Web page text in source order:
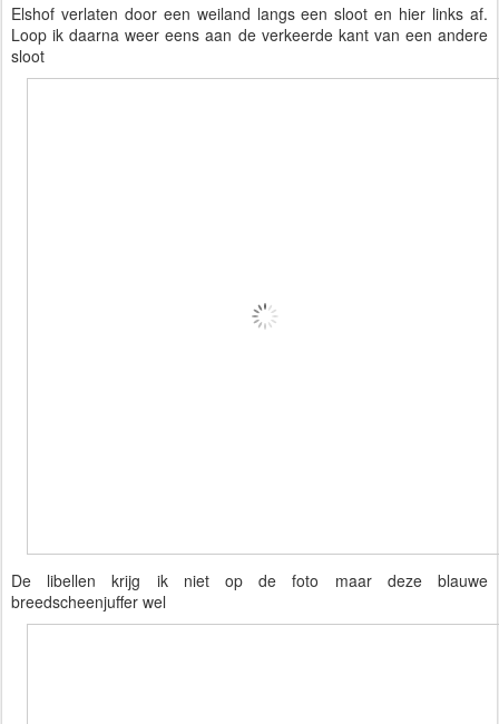
Elshof verlaten door een weiland langs een sloot en hier links af.
Loop ik daarna weer eens aan de verkeerde kant van een andere
sloot
De libellen krijg ik niet op de foto maar deze blauwe
breedscheenjuffer wel